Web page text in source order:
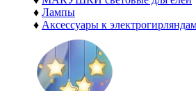
♦ Лампы
♦ Аксессуары к